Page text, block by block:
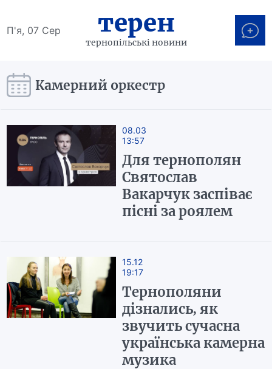
П'я, 07 Сер терен
тернопільські новини
Камерний оркестр
08.03
13:57
Для тернополян
Святослав
Вакарчук заспіває
пісні за роялем
15.12
19:17
Тернополяни
дізнались, як
звучить сучасна
українська камерна
музика